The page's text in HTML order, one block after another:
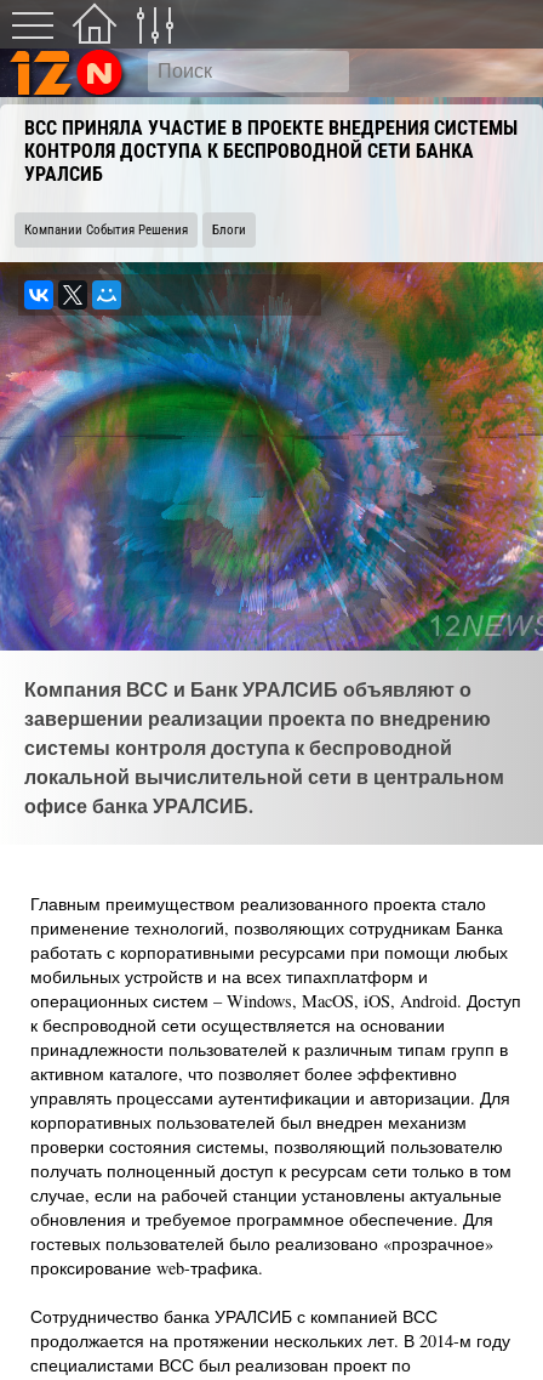
ВСС ПРИНЯЛА УЧАСТИЕ В ПРОЕКТЕ ВНЕДРЕНИЯ СИСТЕМЫ
КОНТРОЛЯ ДОСТУПА К БЕСПРОВОДНОЙ СЕТИ БАНКА
УРАЛСИБ
Компании События Решения Блоги
Компания ВСС и Банк УРАЛСИБ объявляют о
завершении реализации проекта по внедрению
системы контроля доступа к беспроводной
локальной вычислительной сети в центральном
офисе банка УРАЛСИБ.
Главным преимуществом реализованного проекта стало
применение технологий, позволяющих сотрудникам Банка
работать с корпоративными ресурсами при помощи любых
мобильных устройств и на всех типахплатформ и
операционных систем – Windows, MacOS, iOS, Android. Доступ
к беспроводной сети осуществляется на основании
принадлежности пользователей к различным типам групп в
активном каталоге, что позволяет более эффективно
управлять процессами аутентификации и авторизации. Для
корпоративных пользователей был внедрен механизм
проверки состояния системы, позволяющий пользователю
получать полноценный доступ к ресурсам сети только в том
случае, если на рабочей станции установлены актуальные
обновления и требуемое программное обеспечение. Для
гостевых пользователей было реализовано «прозрачное»
проксирование web-трафика.
Сотрудничество банка УРАЛСИБ с компанией ВСС
продолжается на протяжении нескольких лет. В 2014-м году
специалистами ВСС был реализован проект по